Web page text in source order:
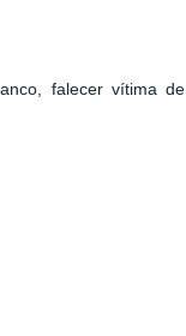
falecer vítima de